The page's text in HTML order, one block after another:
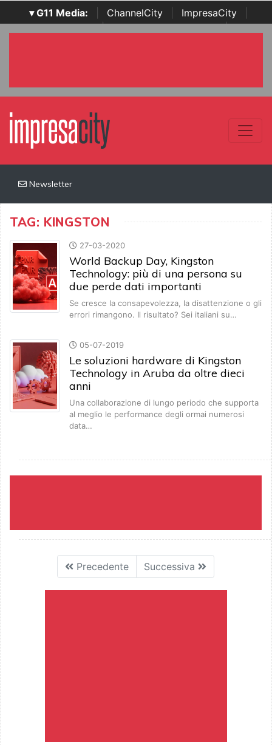
▾ G11 Media: ChannelCity ImpresaCity
SecurityOpenLab | Italian Channel Awards | Italian
Newsletter
TAG: KINGSTON
27-03-2020
World Backup Day, Kingston
Technology: più di una persona su
due perde dati importanti
Se cresce la consapevolezza, la disattenzione o gli
errori rimangono. Il risultato? Sei italiani su…
05-07-2019
Le soluzioni hardware di Kingston
Technology in Aruba da oltre dieci
anni
Una collaborazione di lungo periodo che supporta
al meglio le performance degli ormai numerosi
data…
Precedente Successiva